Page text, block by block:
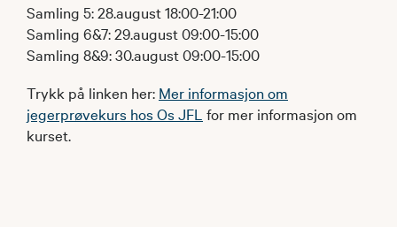
Samling 5: 28.august 18:00-21:00
Samling 6&7: 29.august 09:00-15:00
Samling 8&9: 30.august 09:00-15:00
Trykk på linken her: Mer informasjon om
jegerprøvekurs hos Os JFL for mer informasjon om
kurset.